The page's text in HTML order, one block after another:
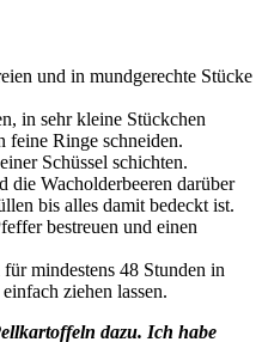
und in mundgerechte Stücke
in sehr kleine Stückchen
feine Ringe schneiden.
Schüssel schichten.
die Wacholderbeeren darüber
bis alles damit bedeckt ist.
bestreuen und einen
mindestens 48 Stunden in
ziehen lassen.
dazu. Ich habe